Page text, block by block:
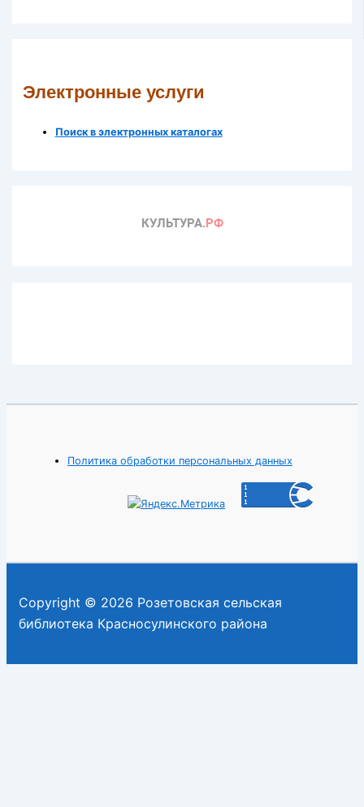
Электронные услуги
Поиск в электронных каталогах
Политика обработки персональных данных
Copyright © 2026 Розетовская сельская
библиотека Красносулинского района